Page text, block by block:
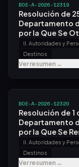
BOE-A-2026-12319
Resolución de
Departamento
por la Que Se
Funcionario del
Administrativa
Que Superó el
el Sistema
Destinos
Ver resumen→
BOE-A-2026-12320
Resolución de 1
Departamento
por la Que Se
Designación,
Marzo de 2026,
Barcelona,
Destinos
Ver resumen→